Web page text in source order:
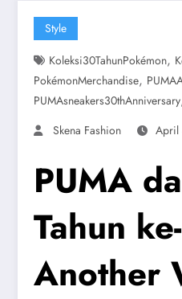
Style
Koleksi30TahunPokémon,
PokémonMerchandise,
PUMAsneakers30thAnniversary
Skena Fashion
April
PUMA
Tahun
Another